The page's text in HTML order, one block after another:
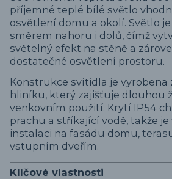
příjemné teplé bílé světlo
osvětlení domu a okolí. Světlo
směrem nahoru i dolů, čímž
světelný efekt na stěně a
dostatečné osvětlení prostoru.
Konstrukce svítidla je vyrobena
hliníku, který zajišťuje dlouhou
venkovním použití. Krytí IP54
prachu a stříkající vodě, takže
instalaci na fasádu domu,
vstupním dveřím.
Klíčové vlastnosti